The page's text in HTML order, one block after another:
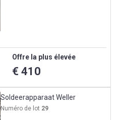
Offre la plus élevée
€ 410
Soldeerapparaat Weller
Numéro de lot 29